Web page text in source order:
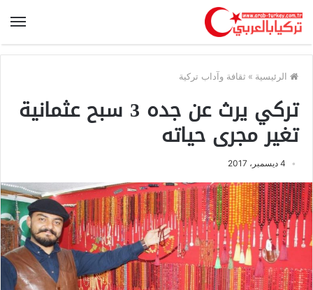
الرئيسية » ثقافة وآداب تركية
تركي يرث عن جده 3 سبح عثمانية
تغير مجرى حياته
4 ديسمبر، 2017